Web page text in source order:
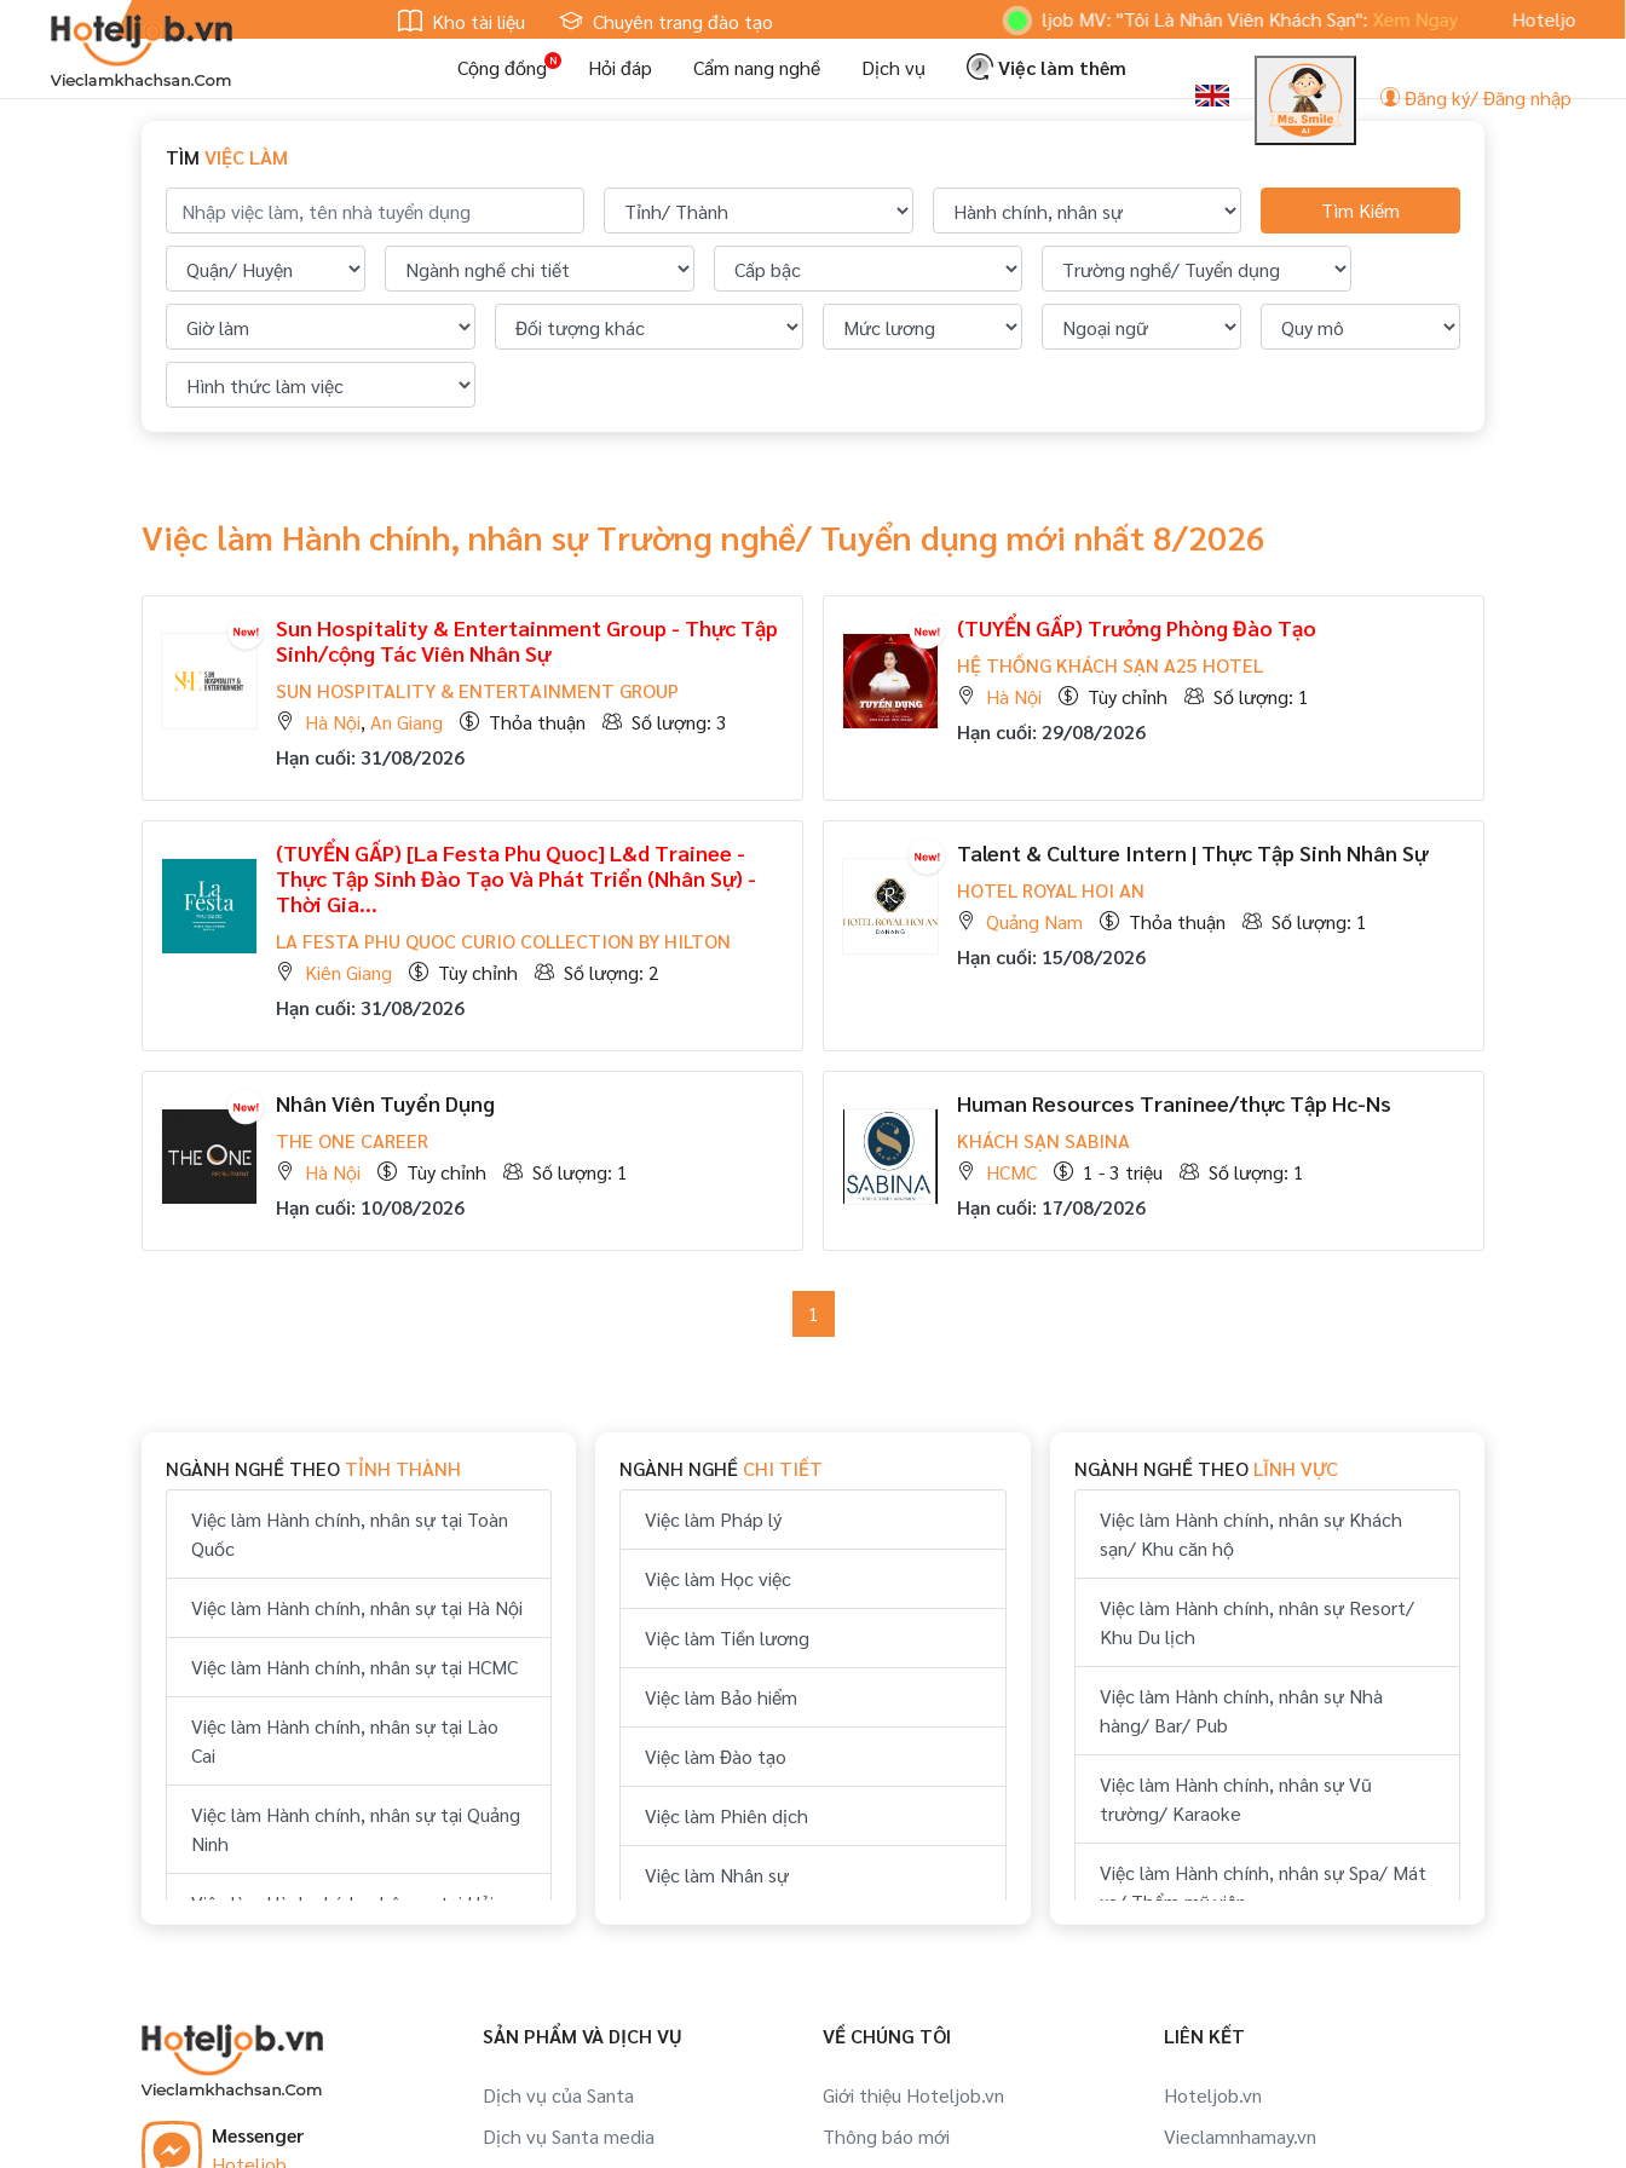
Kho tài liệu Chuyên trang đào tạo Hoteljob MV: "Tôi Là Nhân Viên Khách Sạn":Xem Ngay
Hoteljob.vn ra
Cộng đồng
Hỏi đáp Cẩm nang nghề Dịch vụ
Việc làm thêm
Đăng ký/ Đăng nhập
TÌM VIỆC LÀM
Tìm Kiếm
Việc làm Hành chính, nhân sự Trường nghề/ Tuyển dụng mới nhất 8/2026
Sun Hospitality & Entertainment Group - Thực Tập
Sinh/cộng Tác Viên Nhân Sự
SUN HOSPITALITY & ENTERTAINMENT GROUP
Hà Nội, An Giang Thỏa thuận
Số lượng: 3
Hạn cuối: 31/08/2026
(TUYỂN GẤP) Trưởng Phòng Đào Tạo
HỆ THỐNG KHÁCH SẠN A25 HOTEL
Hà Nội
Tùy chỉnh
Số lượng: 1
Hạn cuối: 29/08/2026
(TUYỂN GẤP) [La Festa Phu Quoc] L&d Trainee -
Thực Tập Sinh Đào Tạo Và Phát Triển (Nhân Sự) -
Thời Gia...
LA FESTA PHU QUOC CURIO COLLECTION BY HILTON
Kiên Giang
Tùy chỉnh
Số lượng: 2
Hạn cuối: 31/08/2026
Talent & Culture Intern | Thực Tập Sinh Nhân Sự
HOTEL ROYAL HOI AN
Quảng Nam
Thỏa thuận
Số lượng: 1
Hạn cuối: 15/08/2026
Nhân Viên Tuyển Dụng
THE ONE CAREER
Hà Nội
Tùy chỉnh
Số lượng: 1
Hạn cuối: 10/08/2026
Human Resources Traninee/thực Tập Hc-Ns
KHÁCH SẠN SABINA
HCMC
1 - 3 triệu
Số lượng: 1
Hạn cuối: 17/08/2026
1
NGÀNH NGHỀ THEO TỈNH THÀNH
Việc làm Hành chính, nhân sự tại Toàn
Quốc
Việc làm Hành chính, nhân sự tại Hà Nội
Việc làm Hành chính, nhân sự tại HCMC
Việc làm Hành chính, nhân sự tại Lào
Cai
Việc làm Hành chính, nhân sự tại Quảng
Ninh
Việc làm Hành chính, nhân sự tại Hải
Bình
Việc làm Hành chính, nhân sự tại Huế
Việc làm Hành chính, nhân sự tại Đà
NGÀNH NGHỀ CHI TIẾT
Việc làm Pháp lý
Việc làm Học việc
Việc làm Tiền lương
Việc làm Bảo hiểm
Việc làm Đào tạo
Việc làm Phiên dịch
Việc làm Nhân sự
NGÀNH NGHỀ THEO LĨNH VỰC
Việc làm Hành chính, nhân sự Khách
sạn/ Khu căn hộ
Việc làm Hành chính, nhân sự Resort/
Khu Du lịch
Việc làm Hành chính, nhân sự Nhà
hàng/ Bar/ Pub
Việc làm Hành chính, nhân sự Vũ
trường/ Karaoke
Việc làm Hành chính, nhân sự Spa/ Mát
xa/ Thẩm mỹ viện
Việc làm Hành chính, nhân sự Thể hình/
phòng tập
Việc làm Hành chính, nhân sự Công ty
Du lịch, lữ hành, phòng vé
Messenger
SẢN PHẨM VÀ DỊCH VỤ
Dịch vụ của Santa
Dịch vụ Santa media
VỀ CHÚNG TÔI
Giới thiệu Hoteljob.vn
Thông báo mới
LIÊN KẾT
Hoteljob.vn
Vieclamnhamay.vn